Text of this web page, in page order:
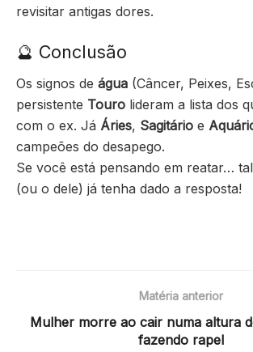
revisitar antigas dores.
🔮 Conclusão
Os signos de água (Câncer, Peixes,
persistente Touro lideram a lista dos
com o ex. Já Áries, Sagitário e
campeões do desapego.
Se você está pensando em reatar…
(ou o dele) já tenha dado a resposta!
Matéria anterior
Mulher morre ao cair numa altura
fazendo rapel